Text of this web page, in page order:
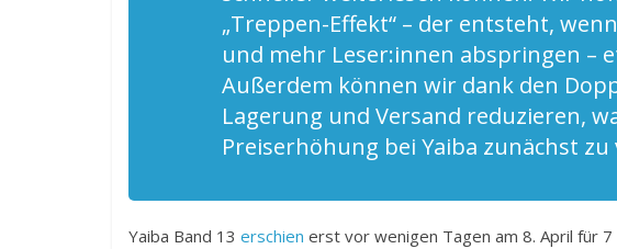
„Treppen-Effekt“ – der entsteht,
und mehr Leser:innen abspringen –
Außerdem können wir dank den
Lagerung und Versand reduzieren,
Preiserhöhung bei Yaiba zunächst zu
Yaiba Band 13 erschien erst vor wenigen Tagen am 8. April für